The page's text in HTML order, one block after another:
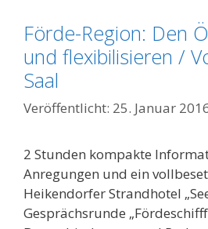
Förde-Region: Den
und flexibilisieren /
Saal
25. Januar
2 Stunden kompakte
Anregungen und ein
Heikendorfer Strandhotel
Gesprächsrunde